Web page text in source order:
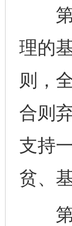
第
理的
则，
合则
支持
贫、
第